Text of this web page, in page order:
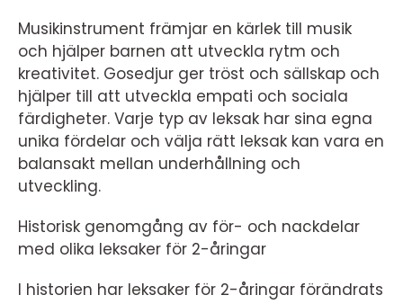
Musikinstrument främjar en kärlek till musik
och hjälper barnen att utveckla rytm och
kreativitet. Gosedjur ger tröst och sällskap och
hjälper till att utveckla empati och sociala
färdigheter. Varje typ av leksak har sina egna
unika fördelar och välja rätt leksak kan vara en
balansakt mellan underhållning och
utveckling.
Historisk genomgång av för- och nackdelar
med olika leksaker för 2-åringar
I historien har leksaker för 2-åringar förändrats